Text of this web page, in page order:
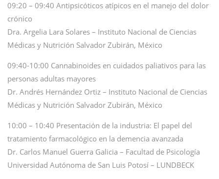
09:20 – 09:40 Antipsicóticos atípicos en el manejo del dolor
crónico
Dra. Argelia Lara Solares – Instituto Nacional de Ciencias
Médicas y Nutrición Salvador Zubirán, México
09:40-10:00 Cannabinoides en cuidados paliativos para las
personas adultas mayores
Dr. Andrés Hernández Ortiz – Instituto Nacional de Ciencias
Médicas y Nutrición Salvador Zubirán, México
10:00 – 10:40 Presentación de la industria: El papel del
tratamiento farmacológico en la demencia avanzada
Dr. Carlos Manuel Guerra Galicia – Facultad de Psicología
Universidad Autónoma de San Luis Potosí – LUNDBECK